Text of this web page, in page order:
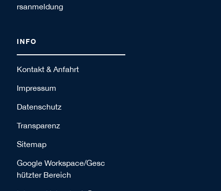
rsanmeldung
INFO
Kontakt & Anfahrt
Impressum
Datenschutz
Transparenz
Sitemap
Google Workspace/Gesc
hützter Bereich